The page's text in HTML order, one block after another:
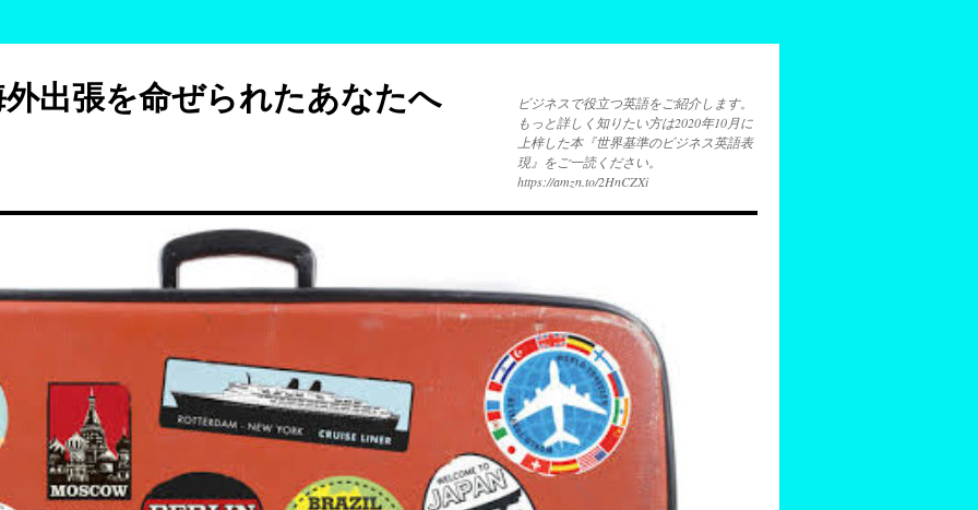
出張を命ぜられたあなたへ
ビジネスで役立つ英語をご紹介します。
もっと詳しく知りたい方は2020年10月に
上梓した本『世界基準のビジネス英語表
現』をご一読ください。
https://amzn.to/2HnCZXi